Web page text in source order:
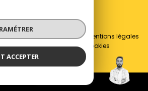
Johan Leroy
| Tous droits réservés
Nos partenaires
Mentions légales
Politique RGPD Cookies
par :
ACCEPTER